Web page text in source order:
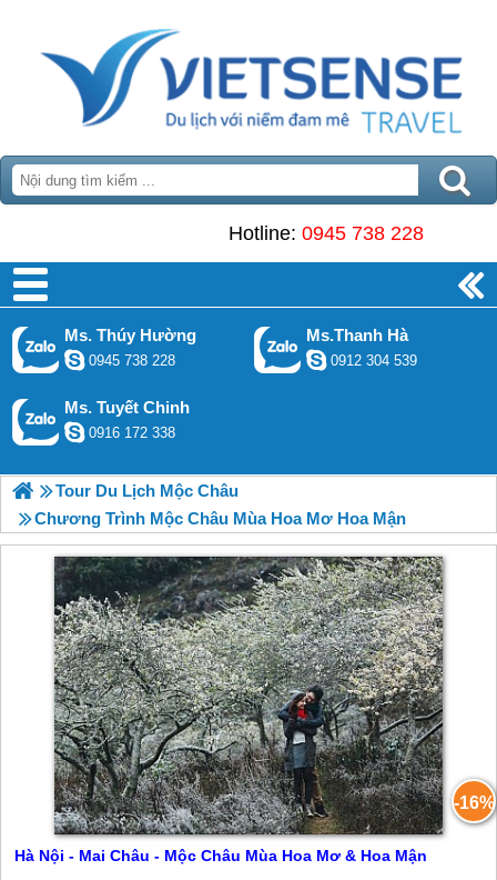
Hotline: 0945 738 228
Ms. Thúy Hường
0945 738 228
Ms.Thanh Hà
0912 304 539
Ms. Tuyết Chinh
0916 172 338
Tour Du Lịch Mộc Châu
Chương Trình Mộc Châu Mùa Hoa Mơ Hoa Mận
-16%
Hà Nội - Mai Châu - Mộc Châu Mùa Hoa Mơ & Hoa Mận